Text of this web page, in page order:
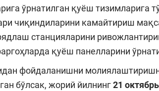
ўрнатилган қуёш тизимларига
чиқиндиларини камайтириш
станцияларини
қуёш панелларини
фойдаланишни
бўлсак, жорий йилнинг21 октябрь